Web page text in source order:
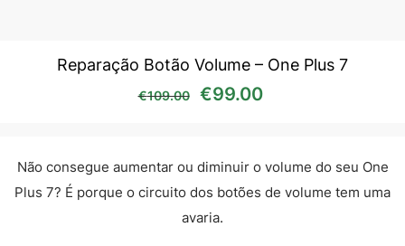
Reparação Botão Volume – One Plus 7
€109.00 O preço original era:
€99.00
Não consegue aumentar ou diminuir o volume do seu One
Plus 7? É porque o circuito dos botões de volume tem uma
avaria.